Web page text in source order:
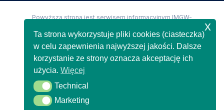
Powyższa strona jest serwisem informacyjnym IMGW-
Copyright IMGW-PIB Wszelkie prawa zastrzeżone
Ta strona wykorzystuje pliki cookies (ciasteczka)
w celu zapewnienia najwyższej jakości. Dalsze
korzystanie ze strony oznacza akceptację ich
użycia.Więcej
Technical
Technical
Marketing
Marketing
x